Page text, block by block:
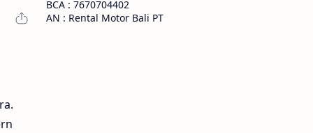
BCA : 7670704402
AN : Rental Motor Bali PT